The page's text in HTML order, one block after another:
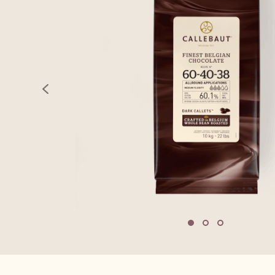
previous
Move to slide 1
Move to slide 2
Move to